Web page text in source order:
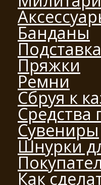
Банданы
Пряжки
Ремни
Сбруя к
Средства
Сувениры
Шнурки
Как